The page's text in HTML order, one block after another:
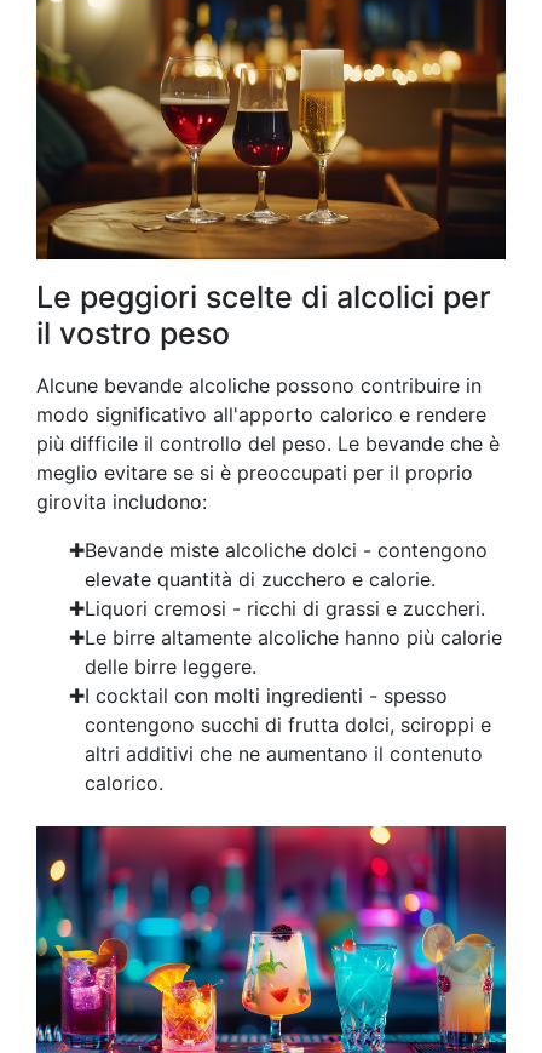
Le peggiori scelte di alcolici per
il vostro peso
Alcune bevande alcoliche possono contribuire in
modo significativo all'apporto calorico e rendere
più difficile il controllo del peso. Le bevande che è
meglio evitare se si è preoccupati per il proprio
girovita includono:
Bevande miste alcoliche dolci - contengono
elevate quantità di zucchero e calorie.
Liquori cremosi - ricchi di grassi e zuccheri.
Le birre altamente alcoliche hanno più calorie
delle birre leggere.
I cocktail con molti ingredienti - spesso
contengono succhi di frutta dolci, sciroppi e
altri additivi che ne aumentano il contenuto
calorico.